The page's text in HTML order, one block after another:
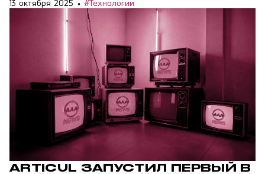
13 октября 2025 #Технологии
ARTICUL ЗАПУСТИЛ ПЕРВЫЙ В